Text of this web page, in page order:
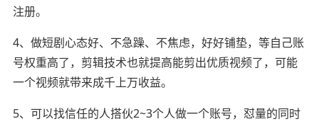
注册。
4、做短剧心态好、不急躁、不焦虑，好好铺垫，等自己账
号权重高了，剪辑技术也就提高能剪出优质视频了，可能
一个视频就带来成千上万收益。
5、可以找信任的人搭伙2~3个人做一个账号，怼量的同时